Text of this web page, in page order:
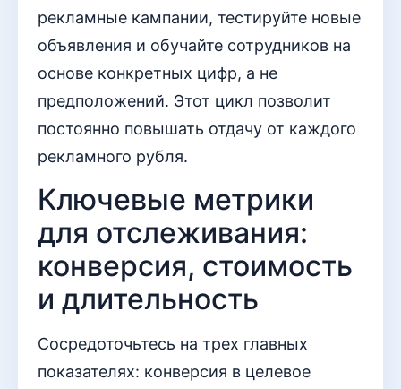
рекламные кампании, тестируйте новые
объявления и обучайте сотрудников на
основе конкретных цифр, а не
предположений. Этот цикл позволит
постоянно повышать отдачу от каждого
рекламного рубля.
Ключевые метрики
для отслеживания:
конверсия, стоимость
и длительность
Сосредоточьтесь на трех главных
показателях: конверсия в целевое